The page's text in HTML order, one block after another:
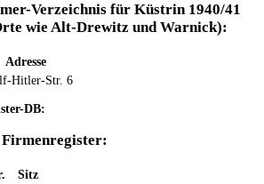
Verzeichnis für Küstrin 1940/41
wie Alt-Drewitz und Warnick):
Adresse
Hitler-Str. 6
DB:
Firmenregister:
Sitz